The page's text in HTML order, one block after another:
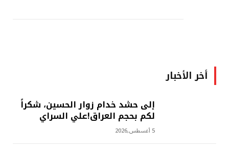
أخر الأخبار
إلى حشد خدام زوار الحسين، شكراً
لكم بحجم العراق!علي السراي
5 أغسطس,2026